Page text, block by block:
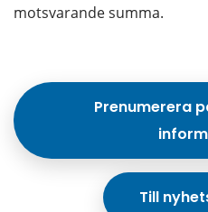
motsvarande summa.
Prenumerera
Till